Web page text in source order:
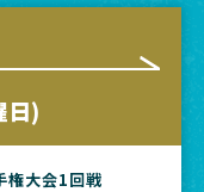
日)
権大会1回戦